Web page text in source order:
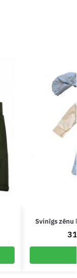
Svinīgs zēnu